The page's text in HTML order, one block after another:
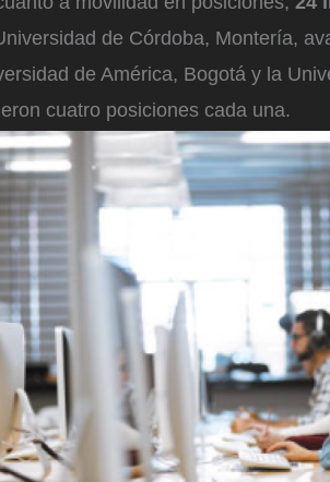
de Córdoba, Montería,
de América, Bogotá y la
cuatro posiciones cada una.